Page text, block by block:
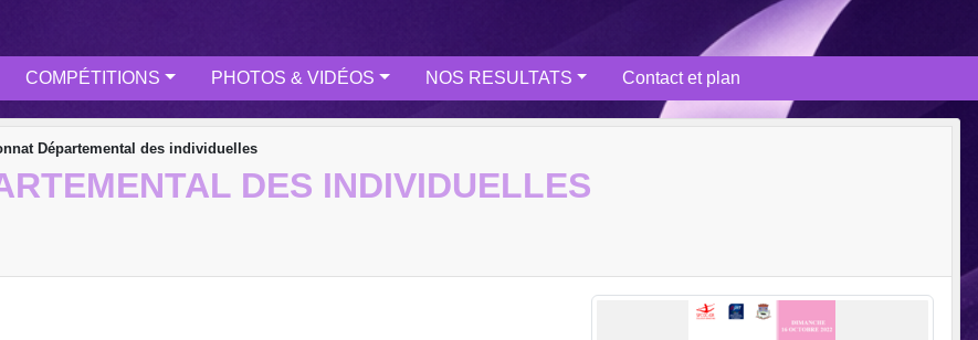
COMPÉTITIONS PHOTOS & VIDÉOS NOS RESULTATS Contact et plan
Départemental des individuelles
DES INDIVIDUELLES